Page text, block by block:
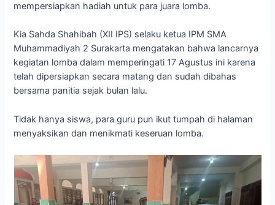
mempersiapkan hadiah untuk para juara lomba.
Kia Sahda Shahibah (XII IPS) selaku ketua IPM SMA
Muhammadiyah 2 Surakarta mengatakan bahwa lancarnya
kegiatan lomba dalam memperingati 17 Agustus ini karena
telah dipersiapkan secara matang dan sudah dibahas
bersama panitia sejak bulan lalu.
Tidak hanya siswa, para guru pun ikut tumpah di halaman
menyaksikan dan menikmati keseruan lomba.